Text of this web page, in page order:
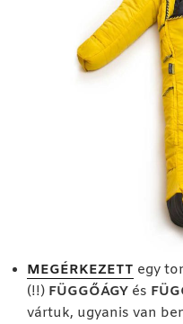
MEGÉRKEZETT egy
(!!) FÜGGŐÁGY és
vártuk, ugyanis van